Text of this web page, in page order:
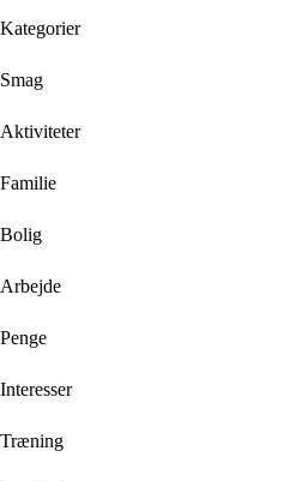
Kategorier
Smag
Aktiviteter
Familie
Bolig
Arbejde
Penge
Interesser
Træning